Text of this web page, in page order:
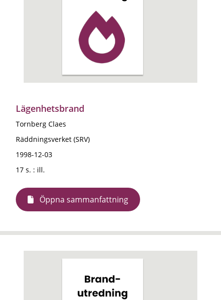
Lägenhetsbrand
Tornberg Claes
Räddningsverket (SRV)
1998-12-03
17 s. : ill.
Öppna sammanfattning